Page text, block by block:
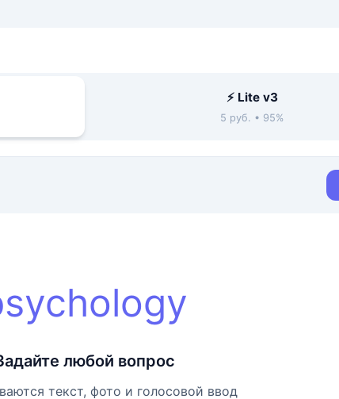
⚡ Lite v3
5 руб. • 95%
любой вопрос
текст, фото и голосовой ввод